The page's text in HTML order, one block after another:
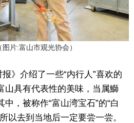
片:富山市观光协会）
》介绍了一些“内行人”喜欢的
山具有代表性的美味，当属鰤
，被称作“富山湾宝石”的“白
以去到当地后一定要尝一尝。